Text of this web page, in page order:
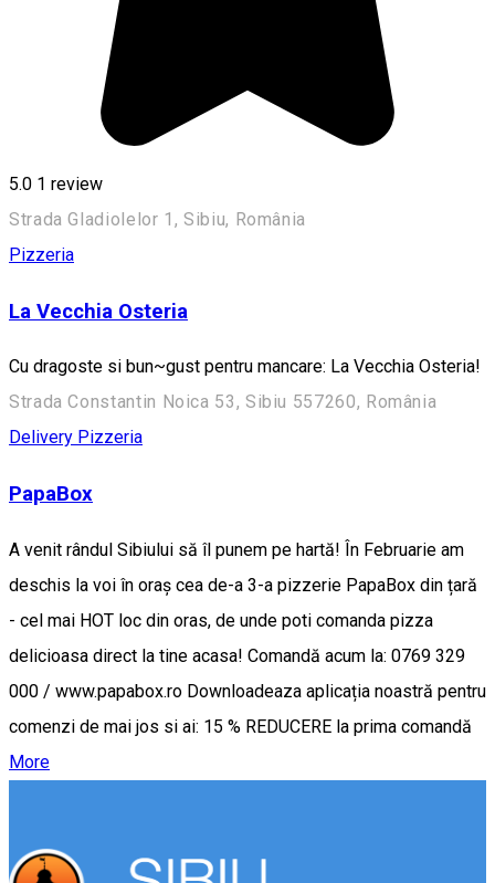
5.0 1 review
Strada Gladiolelor 1, Sibiu, România
Pizzeria
La Vecchia Osteria
Cu dragoste si bun~gust pentru mancare: La Vecchia Osteria!
Strada Constantin Noica 53, Sibiu 557260, România
Delivery Pizzeria
PapaBox
A venit rândul Sibiului să îl punem pe hartă! În Februarie am
deschis la voi în oraș cea de-a 3-a pizzerie PapaBox din țară
- cel mai HOT loc din oras, de unde poti comanda pizza
delicioasa direct la tine acasa! Comandă acum la: 0769 329
000 / www.papabox.ro Downloadeaza aplicația noastră pentru
comenzi de mai jos si ai: 15 % REDUCERE la prima comandă
More